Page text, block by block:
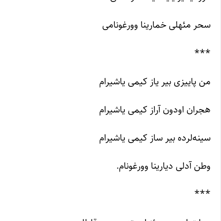
سحر مئهلی خمارینا وورغونامی
***
من پاییزی بیر یاز کیمی یاشیرام
هجران اودون آراز کیمی یاشیرام
سینه‌لرده بیر ساز کیمی یاشیرام
وطن آدلی دیارینا وورغونام.
***